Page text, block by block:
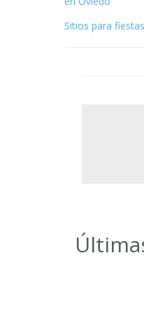
Sitios para